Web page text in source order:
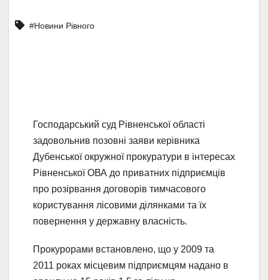
#Новини Рівного
Господарський суд Рівненської області
задовольнив позовні заяви керівника
Дубенської окружної прокуратури в інтересах
Рівненської ОВА до приватних підприємців
про розірвання договорів тимчасового
користування лісовими ділянками та їх
повернення у державну власність.
Прокурорами встановлено, що у 2009 та
2011 роках місцевим підприємцям надано в